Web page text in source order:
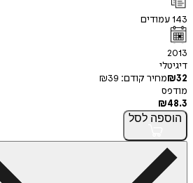
143עמודים
2013
דיגיטלי
₪32 מחיר קודם: ₪39
מודפס
₪48.3
הוספה לסל